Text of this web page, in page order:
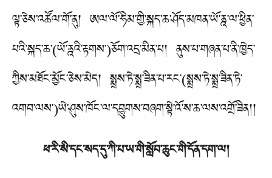
ལྟ་ཅེས་འཚོལ་གོ་ནུ། ཨལ་ལོ་ཧིམ་གྱི་སྐད་ཆ་ཤོད་མཁན་ཡོ་ནྰ་ལ་ཕྱིན་
པའི་སྐད་ཆ་(ཡོ་ནྰའི་རྟགས་)ཅོག་འདྲ་མིན་པ། ནུས་པ་གཞན་པ་ནི་ཁྱེད་
ཀྱིས་མཐོང་མྱོང་ཅེས་མེད། སྨྲས་ཏེ་སྨྲ་ཟིན་པ་རང་(སྨྲས་ཏེ་སྨྲ་ཟིན་ཏེ་
འགབ་ལས་)ཡེ་ཤུས་ཁོང་ལ་དབྱུགས་བཞག་སྟེ་འོ་ས་ཆ་ལས་འགྲོ་ཟིན།།
ཕ་རི་སི་དང་སད་དུ་ཀི་པ་ཡ་གི་སློབ་ཆུང་གི་དོན་དག་ལ།